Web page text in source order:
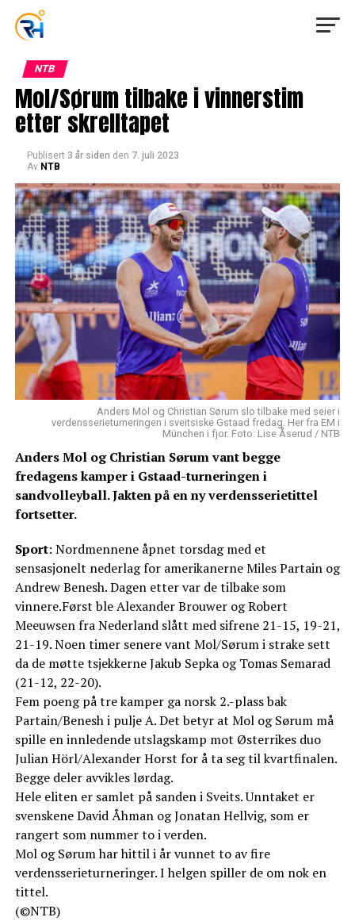
NTB
Mol/Sørum tilbake i vinnerstim
etter skrelltapet
Publisert 3 år siden den 7. juli 2023
Av NTB
Anders Mol og Christian Sørum slo tilbake med seier i
verdensserieturneringen i sveitsiske Gstaad fredag. Her fra EM i
München i fjor. Foto: Lise Åserud / NTB
Anders Mol og Christian Sørum vant begge
fredagens kamper i Gstaad-turneringen i
sandvolleyball. Jakten på en ny verdensserietittel
fortsetter.
Sport: Nordmennene åpnet torsdag med et
sensasjonelt nederlag for amerikanerne Miles Partain og
Andrew Benesh. Dagen etter var de tilbake som
vinnere.Først ble Alexander Brouwer og Robert
Meeuwsen fra Nederland slått med sifrene 21-15, 19-21,
21-19. Noen timer senere vant Mol/Sørum i strake sett
da de møtte tsjekkerne Jakub Sepka og Tomas Semarad
(21-12, 22-20).
Fem poeng på tre kamper ga norsk 2.-plass bak
Partain/Benesh i pulje A. Det betyr at Mol og Sørum må
spille en innledende utslagskamp mot Østerrikes duo
Julian Hörl/Alexander Horst for å ta seg til kvartfinalen.
Begge deler avvikles lørdag.
Hele eliten er samlet på sanden i Sveits. Unntaket er
svenskene David Åhman og Jonatan Hellvig, som er
rangert som nummer to i verden.
Mol og Sørum har hittil i år vunnet to av fire
verdensserieturneringer. I helgen spiller de om nok en
tittel.
(©NTB)